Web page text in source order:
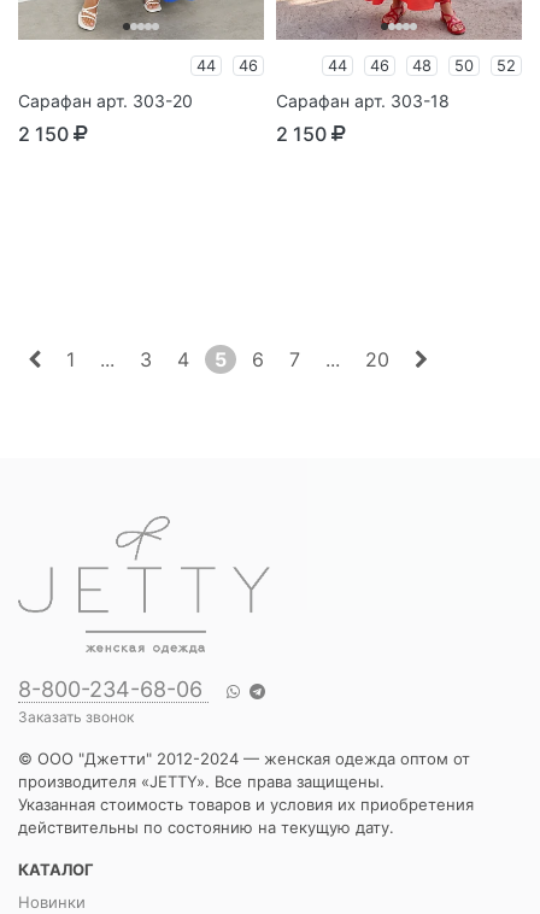
44 46
Сарафан арт. 303-20
2 150
44 46 48 50 52
Сарафан арт. 303-18
2 150
1 ... 3 4 5 6 7 ... 20
8-800-234-68-06
Заказать звонок
© ООО "Джетти" 2012-2024 — женская одежда оптом от
производителя «JETTY». Все права защищены.
Указанная стоимость товаров и условия их приобретения
действительны по состоянию на текущую дату.
КАТАЛОГ
Новинки